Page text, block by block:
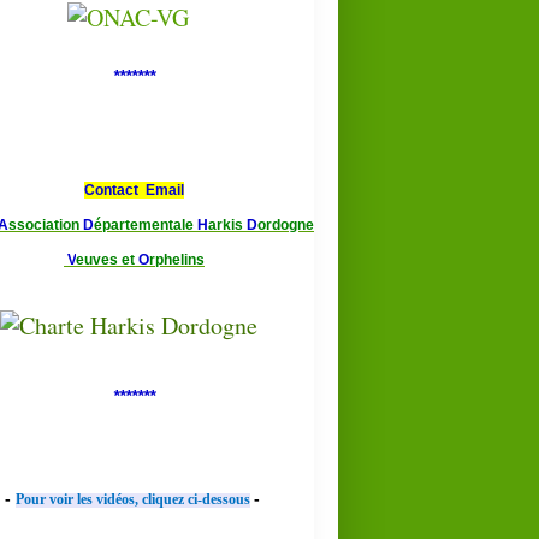
*******
Contact Email
ssociation Départementale Harkis Dordogne
Veuves et Orphelins
*******
- Pour voir les vidéos, cliquez ci-dessous -